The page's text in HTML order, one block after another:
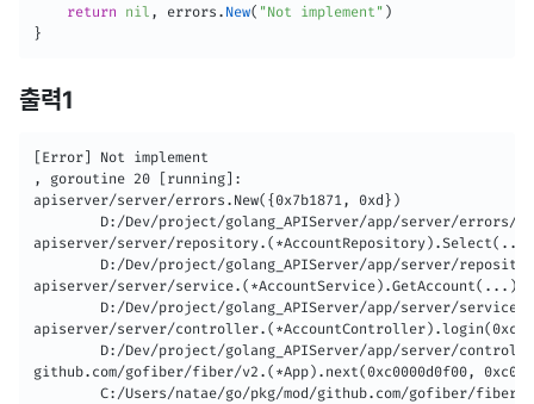
return
nil , errors . New( "Not implement" )
}
출력1
[Error] Not implement
, goroutine 20 [running]:
apiserver/server/errors.New({0x7b1871, 0xd})
D:/Dev/project/golang_APIServer/app/server/errors/
apiserver/server/repository.(*AccountRepository).Select(...)
D:/Dev/project/golang_APIServer/app/server/
apiserver/server/service.(*AccountService).GetAccount(...)
D:/Dev/project/golang_APIServer/app/server/service/
apiserver/server/
D:/Dev/project/golang_APIServer/app/server/
github.com/gofiber/fiber/v2.(*App).next(0xc0000d0f00,
C:/Users/natae/go/pkg/mod/github.com/gofiber/